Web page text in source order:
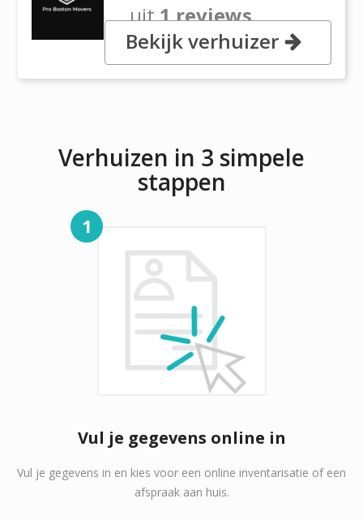
uit1 reviews
4 Concord Square, BO 02118
Massachusetts
Bekijk verhuizer
Verhuizen in 3 simpele
stappen
1
Vul je gegevens online in
Vul je gegevens in en kies voor een online inventarisatie of een
afspraak aan huis.